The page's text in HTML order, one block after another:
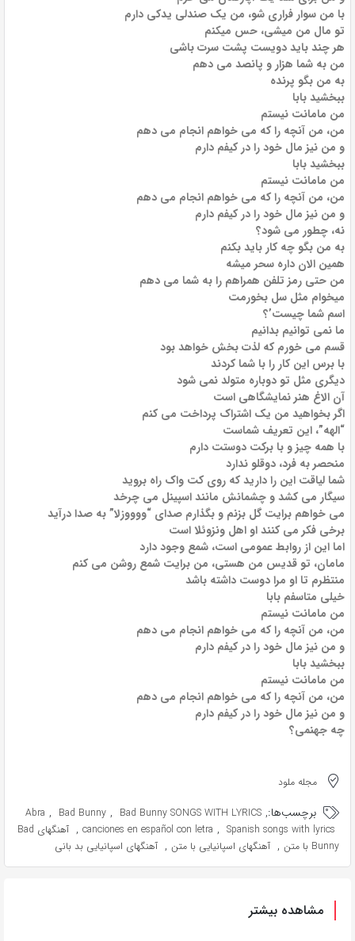
با من سوار فراری شو، من یک صندلی یدکی دارم
تو مال من میشی، حس میکنم
هر چند باید دویست پشت سرت باشی
من به شما هزار و پانصد می دهم
به من بگو پرنده
ببخشید بابا
من مامانت نیستم
من، من آنچه را که می خواهم انجام می دهم
و من نیز مال خود را در کیفم دارم
ببخشید بابا
من مامانت نیستم
من، من آنچه را که می خواهم انجام می دهم
و من نیز مال خود را در کیفم دارم
نه، چطور می شود؟
به من بگو چه کار باید بکنم
همین الان داره سحر میشه
من حتی رمز تلفن همراهم را به شما می دهم
میخوام مثل سل بخورمت
اسم شما چیست’؟
ما نمی توانیم بدانیم
قسم می خورم که لذت بخش خواهد بود
با برس این کار را با شما کردند
دیگری مثل تو دوباره متولد نمی شود
آن الاغ هنر نمایشگاهی است
اگر بخواهید من یک اشتراک پرداخت می کنم
“الهه”، این تعریف شماست
با همه چیز و با برکت دوستت دارم
منحصر به فرد، دوقلو ندارد
شما لیاقت این را دارید که روی کت واک راه بروید
سیگار می کشد و چشمانش مانند اسپینل می چرخد
می خواهم برایت گل بزنم و بگذارم صدای “ووووزلا” به صدا درآید
برخی فکر می کنند او اهل ونزوئلا است
اما این از روابط عمومی است، شمع وجود دارد
مامان، تو قدیس من هستی، من برایت شمع روشن می کنم
منتظرم تا او مرا دوست داشته باشد
خیلی متاسفم بابا
من مامانت نیستم
من، من آنچه را که می خواهم انجام می دهم
و من نیز مال خود را در کیفم دارم
ببخشید بابا
من مامانت نیستم
من، من آنچه را که می خواهم انجام می دهم
و من نیز مال خود را در کیفم دارم
چه جهنمی؟
مجله ملود
برچسب‌ها: Abra , Bad Bunny , Bad Bunny SONGS WITH LYRICS ,
canciones en español con letra , Spanish songs with lyrics
,
آهنگهای Bad
Bunny با متن
, آهنگهای اسپانیایی با متن , آهنگهای اسپانیایی بد بانی
مشاهده بیشتر